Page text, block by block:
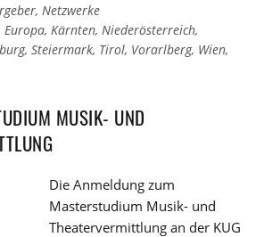
, Netzwerke
Europa, Kärnten, Niederösterreich,
, Steiermark, Tirol, Vorarlberg, Wien,
MUSIK- UND
Die Anmeldung zum
Masterstudium Musik- und
Theatervermittlung an der KUG